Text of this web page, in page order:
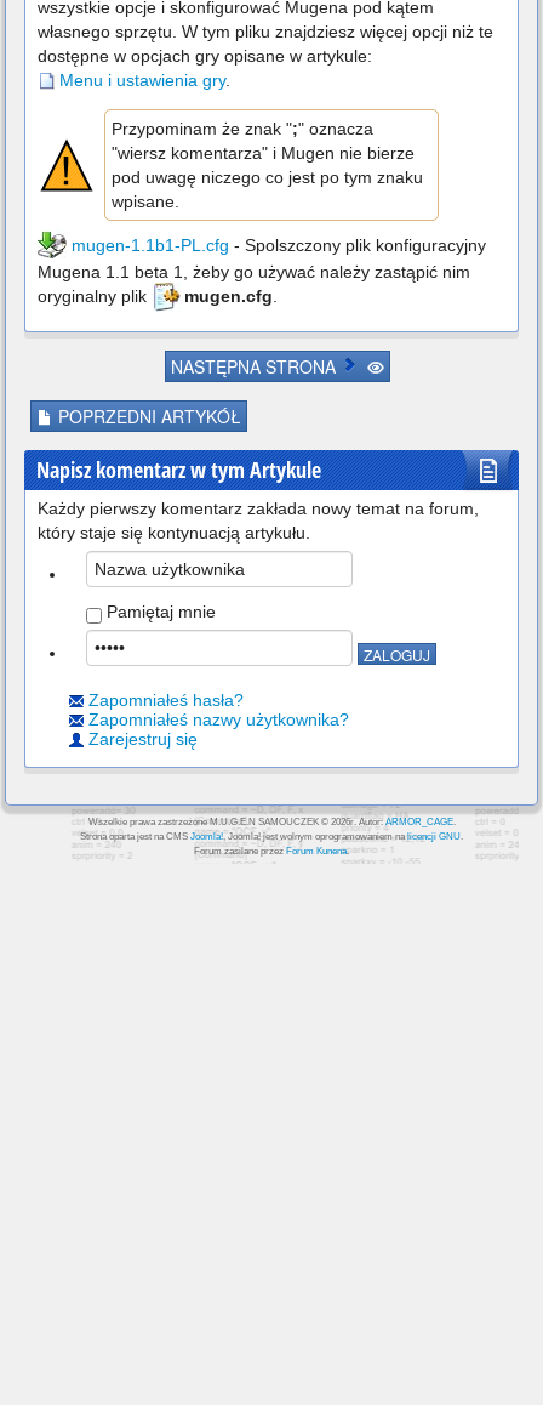
wszystkie opcje i skonfigurować Mugena pod kątem
własnego sprzętu. W tym pliku znajdziesz więcej opcji niż te
dostępne w opcjach gry opisane w artykule:
Menu i ustawienia gry.
Przypominam że znak ";" oznacza
"wiersz komentarza" i Mugen nie bierze
pod uwagę niczego co jest po tym znaku
wpisane.
mugen-1.1b1-PL.cfg - Spolszczony plik konfiguracyjny
Mugena 1.1 beta 1, żeby go używać należy zastąpić nim
oryginalny plik
mugen.cfg.
NASTĘPNA STRONA
POPRZEDNI ARTYKÓŁ
Napisz komentarz w tym Artykule
Każdy pierwszy komentarz zakłada nowy temat na forum,
który staje się kontynuacją artykułu.
Pamiętaj mnie
Zapomniałeś hasła?
Zapomniałeś nazwy użytkownika?
Zarejestruj się
Wszelkie prawa zastrzeżone M.U.G.E.N SAMOUCZEK © 2026r. Autor: ARMOR_CAGE.
Strona oparta jest na CMS Joomla!, Joomla! jest wolnym oprogramowaniem na licencji GNU.
Forum zasilane przez Forum Kunena.